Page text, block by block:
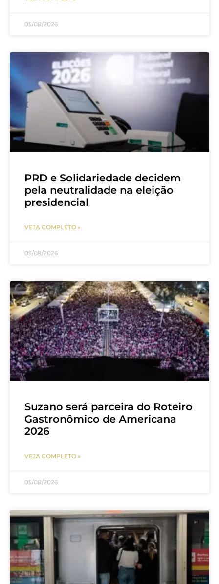
05/08/2026
PRD e Solidariedade decidem
pela neutralidade na eleição
presidencial
VEJA COMPLETO »
05/08/2026
Suzano será parceira do Roteiro
Gastronômico de Americana
2026
VEJA COMPLETO »
05/08/2026